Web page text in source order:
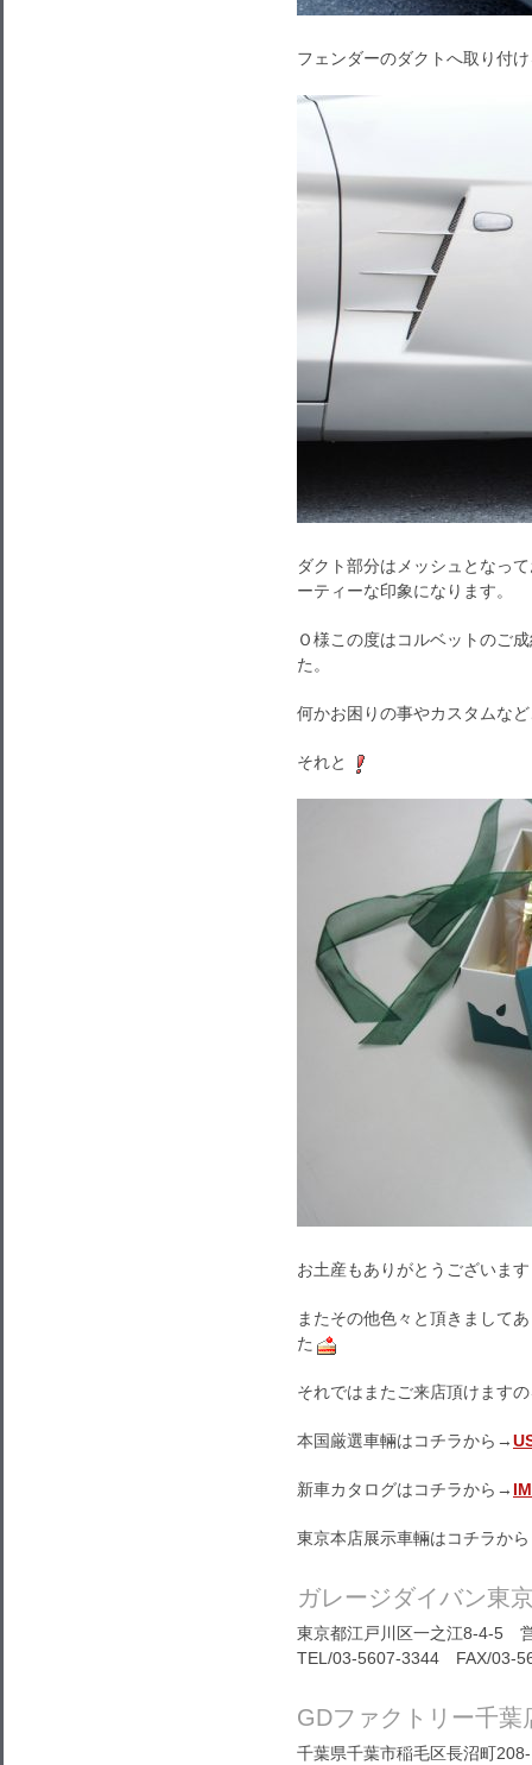
フェンダーのダクトへ取り付
ダクト部分はメッシュとなっ
ーティーな印象になります。
Ｏ様この度はコルベットのご
た。
何かお困りの事やカスタムな
それと
お土産もありがとうございます
またその他色々と頂きまして
た
それではまたご来店頂けます
本国厳選車輛はコチラから→
新車カタログはコチラから→
東京本店展示車輛はコチラか
ガレージダイバン東
東京都江戸川区一之江8-4-5
TEL/03-5607-3344 FAX/03-
GDファクトリー千葉
千葉県千葉市稲毛区長沼町